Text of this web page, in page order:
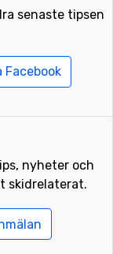
senaste tipsen
Facebook
nyheter och
skidrelaterat.